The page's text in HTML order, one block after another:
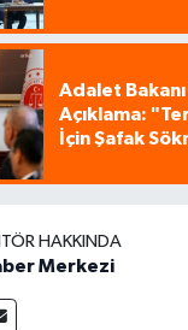
Adalet
Açıklama:
İçin Şafak
HAKKINDA
Merkezi